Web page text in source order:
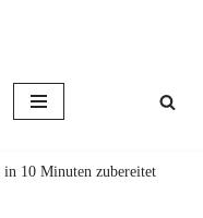
10 Minuten zubereitet